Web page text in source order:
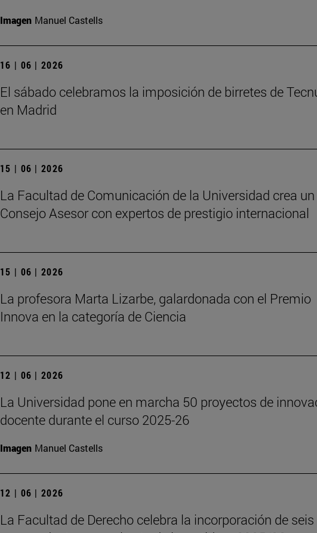
Imagen Manuel Castells
16 | 06 | 2026
El sábado celebramos la imposición de birretes de
en Madrid
15 | 06 | 2026
La Facultad de Comunicación de la Universidad crea un
Consejo Asesor con expertos de prestigio internacional
15 | 06 | 2026
La profesora Marta Lizarbe, galardonada con el Premio
Innova en la categoría de Ciencia
12 | 06 | 2026
La Universidad pone en marcha 50 proyectos de
docente durante el curso 2025-26
Imagen Manuel Castells
12 | 06 | 2026
La Facultad de Derecho celebra la incorporación de seis